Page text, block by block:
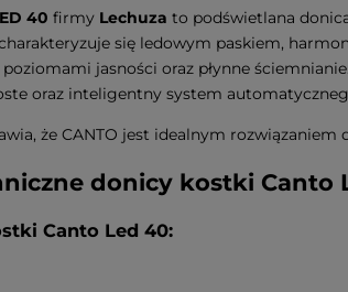
kosztów płatności
40 firmy Lechuza to podświetlana
się ledowym paskiem,
jasności oraz płynne
oraz inteligentny system
że CANTO jest idealnym
donicy kostki Canto
Canto Led 40: